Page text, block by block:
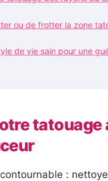
ou de frotter la zone
de vie sain pour une
tatouage
: